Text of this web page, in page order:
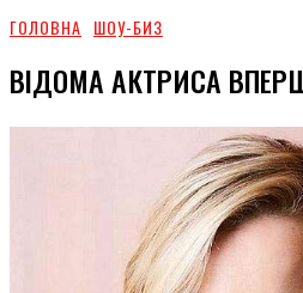
ГОЛОВНА ШОУ-БИЗ
ВІДОМА АКТРИСА